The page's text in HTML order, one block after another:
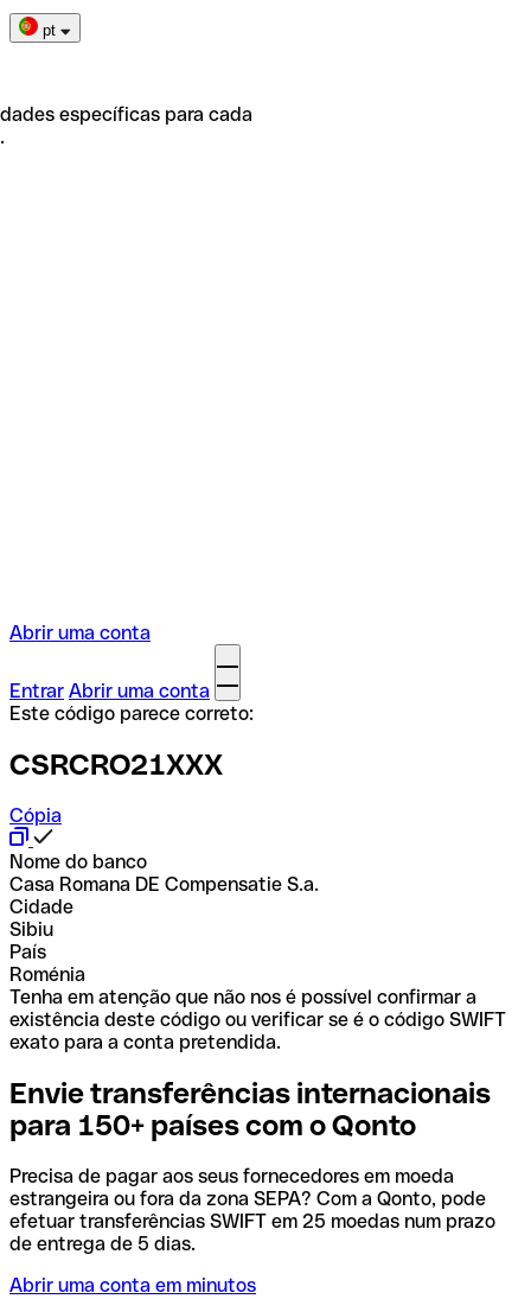
pt
específicas para cada
Abrir uma conta
Entrar Abrir uma conta
Este código parece correto:
CSRCRO21XXX
Cópia
Nome do banco
Casa Romana DE Compensatie S.a.
Cidade
Sibiu
País
Roménia
Tenha em atenção que não nos é possível confirmar a
existência deste código ou verificar se é o código SWIFT
exato para a conta pretendida.
Envie transferências internacionais
para 150+ países com o Qonto
Precisa de pagar aos seus fornecedores em moeda
estrangeira ou fora da zona SEPA? Com a Qonto, pode
efetuar transferências SWIFT em 25 moedas num prazo
de entrega de 5 dias.
Abrir uma conta em minutos